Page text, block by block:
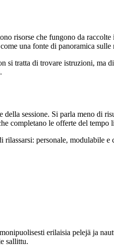
risorse che fungono da
una fonte di panoramica sulle
tratta di trovare istruzioni, ma
sessione. Si parla meno di
completano le offerte del tempo
personale, modulabile
erilaisia pelejä ja
sallittu.